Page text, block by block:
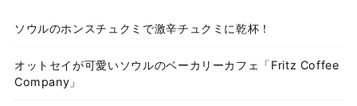
ソウルのホンスチュクミで激辛チュクミに乾杯！
オットセイが可愛いソウルのベーカリーカフェ「Fritz Coffee
Company」